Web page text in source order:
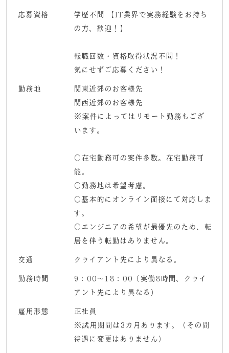
応募資格
学歴不問 【IT業界で実務経験をお持ち
の方、歓迎！】
転職回数・資格取得状況不問！
気にせずご応募ください！
勤務地
関東近郊のお客様先
関西近郊のお客様先
※案件によってはリモート勤務もござ
います。
〇在宅勤務可の案件多数。在宅勤務可
能。
〇勤務地は希望考慮。
〇基本的にオンライン面接にて対応しま
す。
〇エンジニアの希望が最優先のため、転
居を伴う転勤はありません。
交通 クライアント先により異なる。
勤務時間
9：00～18：00（実働8時間、クライ
アント先により異なる）
雇用形態
正社員
※試用期間は3カ月あります。（その間
待遇に変更はありません）